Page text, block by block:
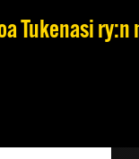
Tukenasi